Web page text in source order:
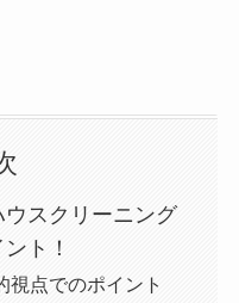
スクリーニング
ト！
視点でのポイント